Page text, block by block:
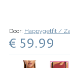
Door: Happygetfit /
€ 59.99